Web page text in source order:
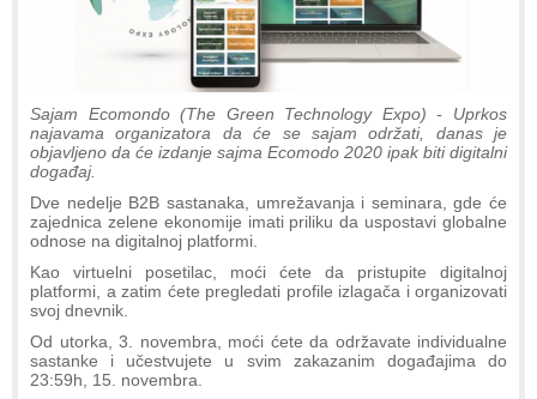
Sajam Ecomondo (The Green Technology Expo) - Uprkos
najavama organizatora da će se sajam održati, danas je
objavljeno da će izdanje sajma Ecomodo 2020 ipak biti digitalni
događaj.
Dve nedelje B2B sastanaka, umrežavanja i seminara, gde će
zajednica zelene ekonomije imati priliku da uspostavi globalne
odnose na digitalnoj platformi.
Kao virtuelni posetilac, moći ćete da pristupite digitalnoj
platformi, a zatim ćete pregledati profile izlagača i organizovati
svoj dnevnik.
Od utorka, 3. novembra, moći ćete da održavate individualne
sastanke i učestvujete u svim zakazanim događajima do
23:59h, 15. novembra.